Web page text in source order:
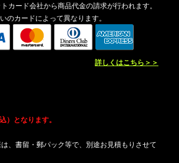
カード会社から商品代金の請求が行われます。
のカードによって異なります。
詳しくはこちら＞＞
となります。
は、書留・郵パック等で、別途お見積もりさせて